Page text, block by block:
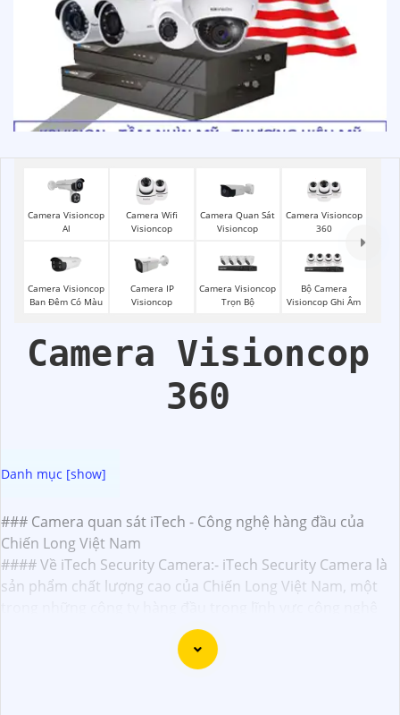
Camera Visioncop
Al
Camera Wifi
Visioncop
Camera Quan Sát
Visioncop
Camera Visioncop
360
Camera Visioncop
Ban Đêm Có Màu
Camera IP
Visioncop
Camera Visioncop
Trọn Bộ
Bộ Camera
Visioncop Ghi Âm
Camera Visioncop
360
### Camera quan sát iTech - Công nghệ hàng đầu của
Chiến Long Việt Nam
#### Về iTech Security Camera:- iTech Security Camera là
sản phẩm chất lượng cao của Chiến Long Việt Nam, một
an ninh và an toàn.- Sản phẩm được thiết kế để cung cấp
giải pháp quan sát an toàn, đáng tin cậy cho nhu cầu của
mọi người, từ gia đình đến doanh nghiệp.